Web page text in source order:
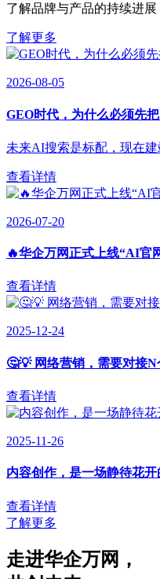
了解品牌与产品的持续进展
了解更多
2026-08-05
GEO时代，为什么必须先
未来AI搜索是标配，现在
查看详情
2026-07-20
🔥华企万网正式上线“AI官
查看详情
2025-12-24
🤔💡 网络营销，需要对接N
查看详情
2025-11-26
内容创作，是一场静待花开
查看详情
了解更多
走进华企万网 ，